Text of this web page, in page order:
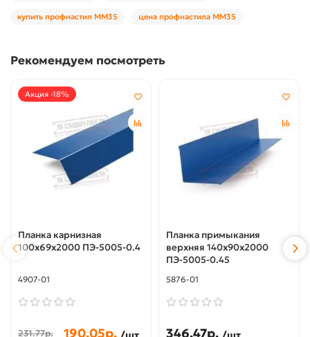
купить профнастил ММ35 цена профнастила ММ35
Рекомендуем посмотреть
Акция -18%
Планка карнизная
100х69х2000 ПЭ-5005-0.4
4907-01
231.77р. 190.05р.
Планка примыкания
верхняя 140х90х2000
ПЭ-5005-0.45
5876-01
346.47р.